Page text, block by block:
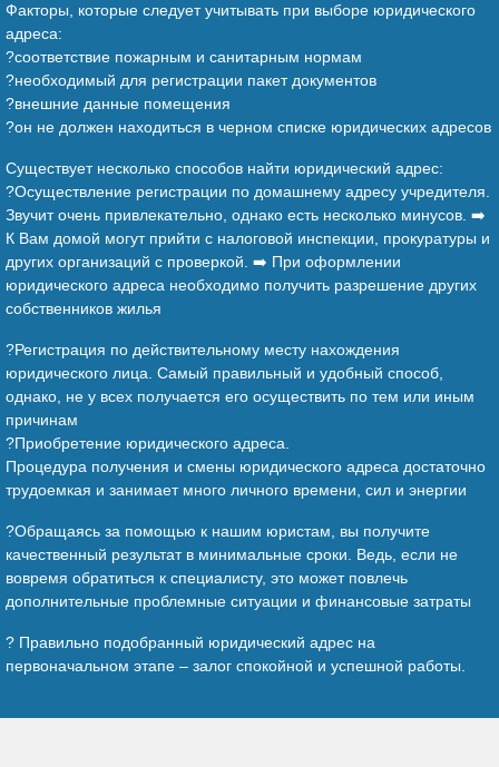
Факторы, которые следует учитывать при выборе юридического
адреса:
?соответствие пожарным и санитарным нормам
?необходимый для регистрации пакет документов
?внешние данные помещения
?он не должен находиться в черном списке юридических адресов
Существует несколько способов найти юридический адрес:
?Осуществление регистрации по домашнему адресу учредителя.
Звучит очень привлекательно, однако есть несколько минусов. ➡️
К Вам домой могут прийти с налоговой инспекции, прокуратуры и
других организаций с проверкой. ➡️ При оформлении
юридического адреса необходимо получить разрешение других
собственников жилья
?Регистрация по действительному месту нахождения
юридического лица. Самый правильный и удобный способ,
однако, не у всех получается его осуществить по тем или иным
причинам
?Приобретение юридического адреса.
Процедура получения и смены юридического адреса достаточно
трудоемкая и занимает много личного времени, сил и энергии
?Обращаясь за помощью к нашим юристам, вы получите
качественный результат в минимальные сроки. Ведь, если не
вовремя обратиться к специалисту, это может повлечь
дополнительные проблемные ситуации и финансовые затраты
? Правильно подобранный юридический адрес на
первоначальном этапе – залог спокойной и успешной работы.